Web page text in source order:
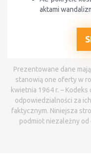
aktami
Prezentowane dane
stanowią one oferty w
kwietnia 1964 r. –
odpowiedzialności za
faktycznym. Niniejsza
podmiot niezależny